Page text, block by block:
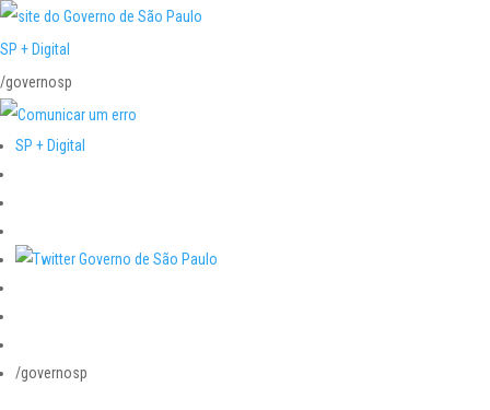
SP + Digital
/governosp
SP + Digital
/governosp